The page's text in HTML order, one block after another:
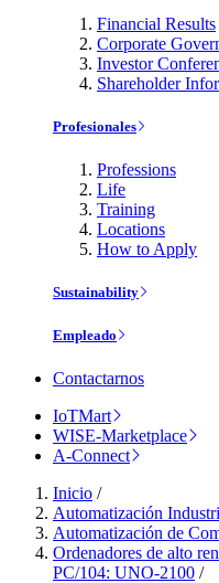
Financial Results
Corporate
Investor
Shareholder
Profesionales
Professions
Life
Training
Locations
How to Apply
Sustainability
Empleado
Contactarnos
IoTMart
WISE-Marketplace
A-Connect
Inicio /
Automatización
Automatización de
Ordenadores de alto
PC/104: UNO-2100 /